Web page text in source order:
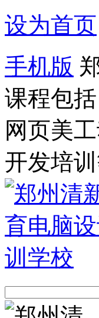
设为首页
手机版
课程包
网页美
开发培